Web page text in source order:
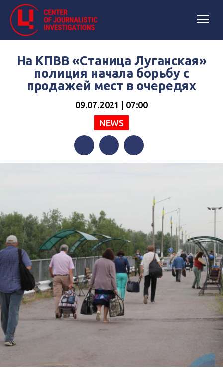
На КПВВ «Станица Луганская»
полиция начала борьбу с
продажей мест в очередях
09.07.2021 | 07:00
NEWS
FacebookTwitterTelegram